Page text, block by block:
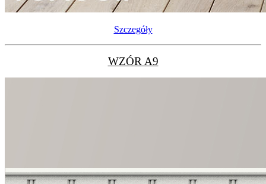
Szczegóły
WZÓR A9